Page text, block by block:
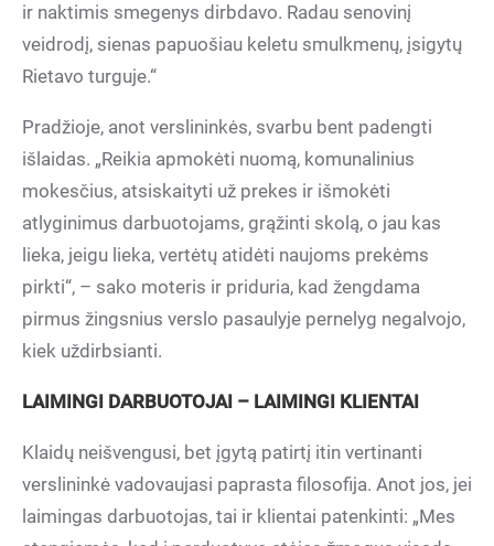
ir naktimis smegenys dirbdavo. Radau senovinį
veidrodį, sienas papuošiau keletu smulkmenų, įsigytų
Rietavo turguje.“
Pradžioje, anot verslininkės, svarbu bent padengti
išlaidas. „Reikia apmokėti nuomą, komunalinius
mokesčius, atsiskaityti už prekes ir išmokėti
atlyginimus darbuotojams, grąžinti skolą, o jau kas
lieka, jeigu lieka, vertėtų atidėti naujoms prekėms
pirkti“, – sako moteris ir priduria, kad žengdama
pirmus žingsnius verslo pasaulyje pernelyg negalvojo,
kiek uždirbsianti.
LAIMINGI DARBUOTOJAI – LAIMINGI KLIENTAI
Klaidų neišvengusi, bet įgytą patirtį itin vertinanti
verslininkė vadovaujasi paprasta filosofija. Anot jos, jei
laimingas darbuotojas, tai ir klientai patenkinti: „Mes